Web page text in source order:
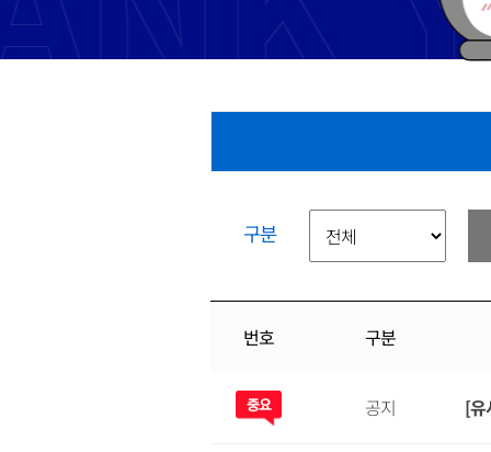
구분
번호 구분
공지 [유